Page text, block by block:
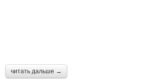
читать дальше →